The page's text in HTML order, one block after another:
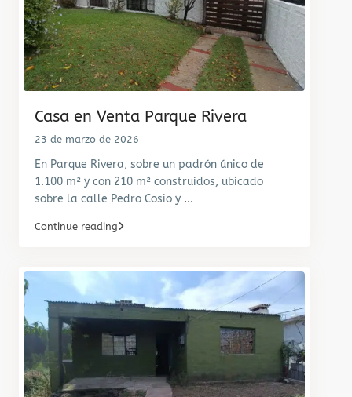
Casa en Venta Parque Rivera
23 de marzo de 2026
En Parque Rivera, sobre un padrón único de
1.100 m² y con 210 m² construidos, ubicado
sobre la calle Pedro Cosio y ...
Continue reading